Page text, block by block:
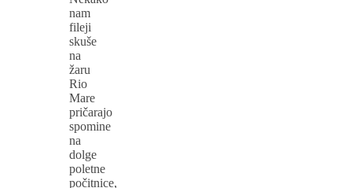
nam
fileji
skuše
na
žaru
Rio
Mare
pričarajo
spomine
na
dolge
poletne
počitnice,